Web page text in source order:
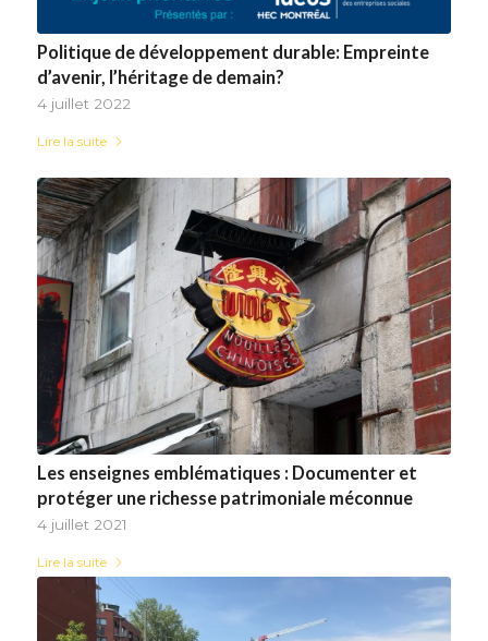
Politique de développement durable: Empreinte
d’avenir, l’héritage de demain?
4 juillet 2022
Lire la suite
Les enseignes emblématiques : Documenter et
protéger une richesse patrimoniale méconnue
4 juillet 2021
Lire la suite